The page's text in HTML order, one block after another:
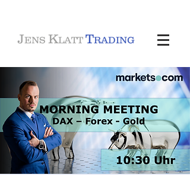
JENS KLATT TRADING